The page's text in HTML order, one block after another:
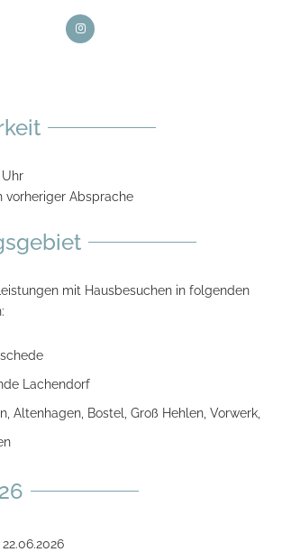
Uhr
vorheriger Absprache
mit Hausbesuchen in folgenden
Lachendorf
Altenhagen, Bostel, Groß Hehlen, Vorwerk,